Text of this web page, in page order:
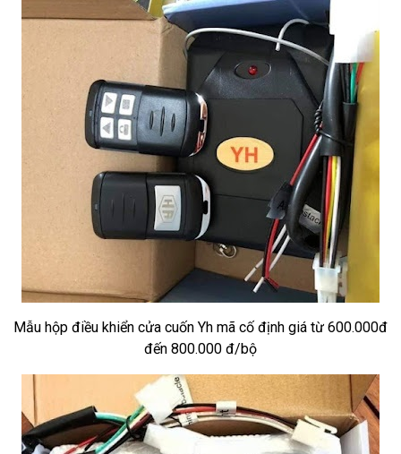
Mẫu hộp điều khiển cửa cuốn Yh mã cố định giá từ 600.000đ
đến 800.000 đ/bộ